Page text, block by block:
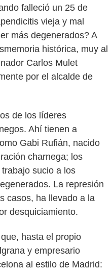
falleció un 25 de
vieja y mal
más degenerados? A
histórica, muy al
Carlos Mulet
por el alcalde de
de los líderes
Ahí tienen a
Gabi Rufián, nacido
charnega; los
sucio a los
La represión
casos, ha llevado a la
desquiciamiento.
hasta el propio
y empresario
al estilo de Madrid: